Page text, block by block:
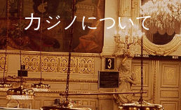
カジノについて